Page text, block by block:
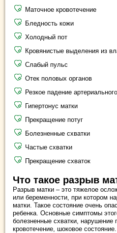
Маточное кровотечение
Бледность кожи
Холодный пот
Кровянистые выделения из
Слабый пульс
Отек половых органов
Резкое падение
Гипертонус матки
Прекращение потуг
Болезненные схватки
Частые схватки
Прекращение схваток
Что такое разрыв
Разрыв матки – это тяжелое
или беременности, при котором
матки. Такое состояние очень
ребенка. Основные симптомы
болезненные схватки, нарушение
кровотечение, шоковое состояние.